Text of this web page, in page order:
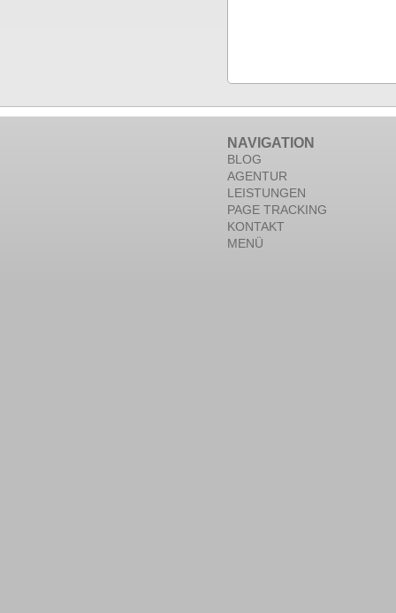
NAVIGATION
BLOG
AGENTUR
LEISTUNGEN
PAGE TRACKING
KONTAKT
MENÜ